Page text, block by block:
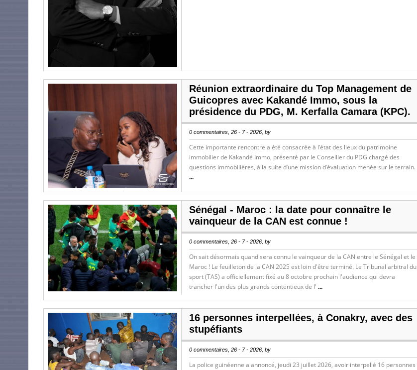
Réunion extraordinaire du Top Management de
Guicopres avec Kakandé Immo, sous la
présidence du PDG, M. Kerfalla Camara (KPC).
0 commentaires, 26 - 7 - 2026, by
Cette importante rencontre a été consacrée à l’état des lieux du patrimoine
immobilier de Kakandé Immo, présenté par le Conseiller du PDG chargé des
questions immobilières, à la suite d’une mission d’évaluation menée sur le terrain.
...
Sénégal - Maroc : la date pour connaître le
vainqueur de la CAN est connue !
0 commentaires, 26 - 7 - 2026, by
On sait désormais quand sera connu le vainqueur de la CAN entre le Sénégal et le
Maroc ! Le feuilleton de la CAN 2025 est loin d'être terminé. Le Tribunal arbitral du
sport (TAS) a officiellement fixé au 8 octobre prochain l'audience qui devra
trancher l'un des plus grands contentieux de l' ...
16 personnes interpellées, à Conakry, avec des
stupéfiants
0 commentaires, 26 - 7 - 2026, by
La police guinéenne a annoncé, jeudi 23 juillet 2026, avoir interpellé 16 personnes